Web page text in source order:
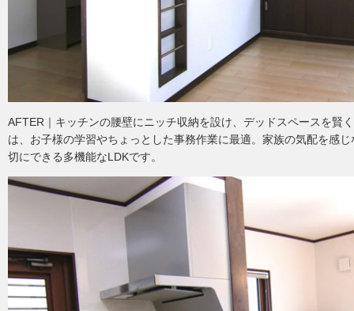
AFTER｜キッチンの腰壁にニッチ収納を設け、デッドスペースを賢
は、お子様の学習やちょっとした事務作業に最適。家族の気配を感
切にできる多機能なLDKです。